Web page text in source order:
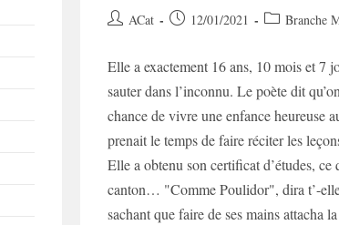
Auteur/autrice
publication :
ACat
Post 12/01/2021
Post Branche
Elle a exactement 16 ans, 10 mois et 7
sauter dans l’inconnu. Le poète dit
chance de vivre une enfance heureuse
prenait le temps de faire réciter les
Elle a obtenu son certificat d’études,
canton… "Comme Poulidor", dira t’-
sachant que faire de ses mains attacha